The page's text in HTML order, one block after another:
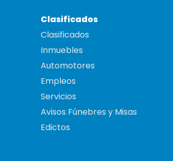
Clasificados
Clasificados
Inmuebles
Automotores
Empleos
Servicios
Avisos Fúnebres y Misas
Edictos